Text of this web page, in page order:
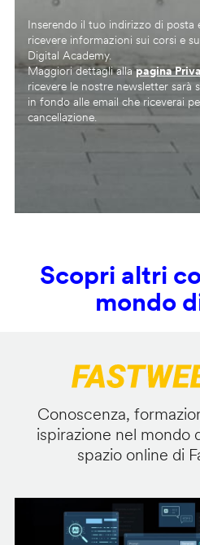
Inserendo il tuo indirizzo di posta
ricevere informazioni sui corsi e
Digital Academy.
Maggiori dettagli allapagina
ricevere le nostre newsletter sarà
in fondo alle email che riceverai
cancellazione.
Scopri altri
mondo
Conoscenza,
ispirazione nel mondo
spazio online di